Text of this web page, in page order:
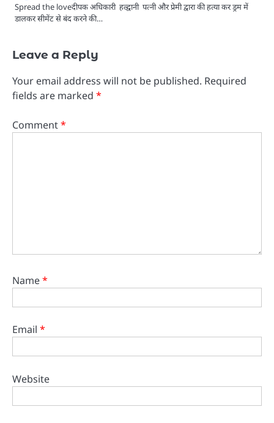
Spread the loveदीपक अधिकारी हल्द्वानी पत्नी और प्रेमी द्वारा की हत्या कर ड्रम में
डालकर सीमेंट से बंद करने की…
Leave a Reply
Your email address will not be published. Required
fields are marked *
Comment*
Name*
Email *
Website